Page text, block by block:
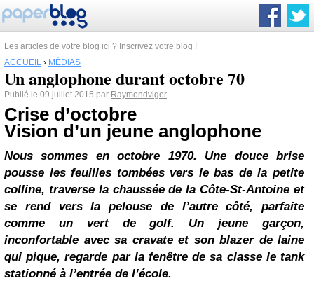
Les articles de votre blog ici ? Inscrivez votre blog !
ACCUEIL › MÉDIAS
Un anglophone durant octobre 70
Publié le 09 juillet 2015 par Raymondviger
Crise d’octobre
Vision d’un jeune anglophone
Nous sommes en octobre 1970. Une douce brise
pousse les feuilles tombées vers le bas de la petite
colline, traverse la chaussée de la Côte-St-Antoine et
se rend vers la pelouse de l’autre côté, parfaite
comme un vert de golf. Un jeune garçon,
inconfortable avec sa cravate et son blazer de laine
qui pique, regarde par la fenêtre de sa classe le tank
stationné à l’entrée de l’école.